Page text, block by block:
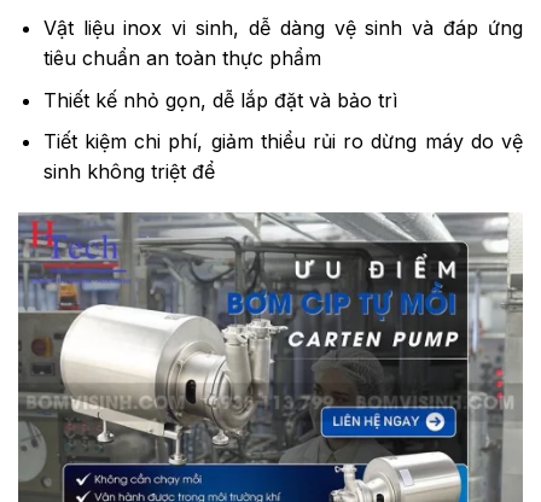
Vật liệu inox vi sinh, dễ dàng vệ sinh và đáp ứng
tiêu chuẩn an toàn thực phẩm
Thiết kế nhỏ gọn, dễ lắp đặt và bảo trì
Tiết kiệm chi phí, giảm thiểu rủi ro dừng máy do vệ
sinh không triệt để